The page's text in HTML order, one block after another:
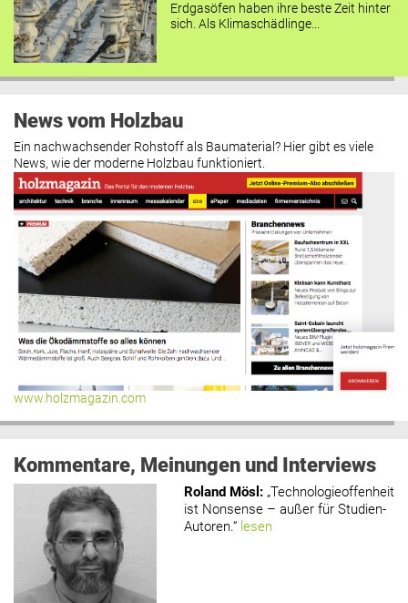
Erdgasöfen haben ihre beste Zeit hinter
sich. Als Klimaschädlinge...
News vom Holzbau
Ein nachwachsender Rohstoff als Baumaterial? Hier gibt es viele
News, wie der moderne Holzbau funktioniert.
www.holzmagazin.com
Kommentare, Meinungen und Interviews
Roland Mösl : „Technologieoffenheit
ist Nonsense – außer für Studien-
Autoren.“ lesen